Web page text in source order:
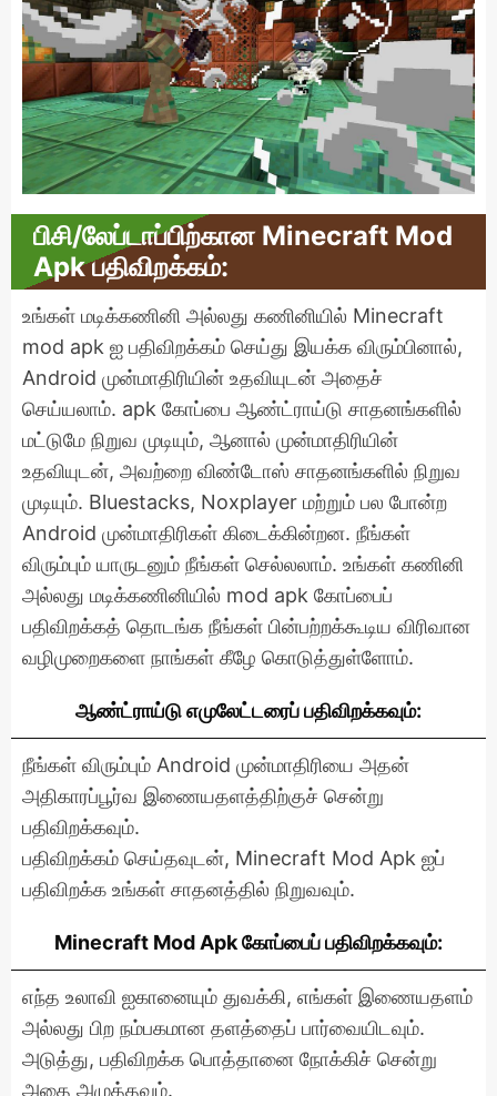
பிசி/லேப்டாப்பிற்கான Minecraft Mod
Apk பதிவிறக்கம்:
உங்கள் மடிக்கணினி அல்லது கணினியில் Minecraft
mod apk ஐ பதிவிறக்கம் செய்து இயக்க விரும்பினால்,
Android முன்மாதிரியின் உதவியுடன் அதைச்
செய்யலாம். apk கோப்பை ஆண்ட்ராய்டு சாதனங்களில்
மட்டுமே நிறுவ முடியும், ஆனால் முன்மாதிரியின்
உதவியுடன், அவற்றை விண்டோஸ் சாதனங்களில் நிறுவ
முடியும். Bluestacks, Noxplayer மற்றும் பல போன்ற
Android முன்மாதிரிகள் கிடைக்கின்றன. நீங்கள்
விரும்பும் யாருடனும் நீங்கள் செல்லலாம். உங்கள் கணினி
அல்லது மடிக்கணினியில் mod apk கோப்பைப்
பதிவிறக்கத் தொடங்க நீங்கள் பின்பற்றக்கூடிய விரிவான
வழிமுறைகளை நாங்கள் கீழே கொடுத்துள்ளோம்.
ஆண்ட்ராய்டு எமுலேட்டரைப் பதிவிறக்கவும்:
நீங்கள் விரும்பும் Android முன்மாதிரியை அதன்
அதிகாரப்பூர்வ இணையதளத்திற்குச் சென்று
பதிவிறக்கவும்.
பதிவிறக்கம் செய்தவுடன், Minecraft Mod Apk ஐப்
பதிவிறக்க உங்கள் சாதனத்தில் நிறுவவும்.
Minecraft Mod Apk கோப்பைப் பதிவிறக்கவும்:
எந்த உலாவி ஐகானையும் துவக்கி, எங்கள் இணையதளம்
அல்லது பிற நம்பகமான தளத்தைப் பார்வையிடவும்.
அடுத்து, பதிவிறக்க பொத்தானை நோக்கிச் சென்று
அதை அழுத்தவும்.